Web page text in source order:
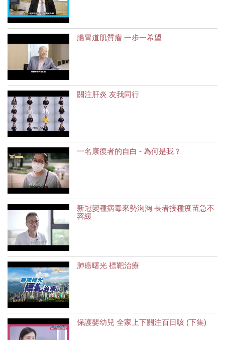
腸胃道肌質瘤 一步一希望
關注肝炎 友我同行
一名康復者的自白 - 為何是我？
新冠變種病毒來勢洶洶 長者接種疫苗急不
容緩
肺癌曙光 標靶治療
保護嬰幼兒 全家上下關注百日咳 (下集)